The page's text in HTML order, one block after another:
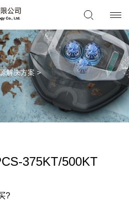
解决方案 >
375KT/500KT
?